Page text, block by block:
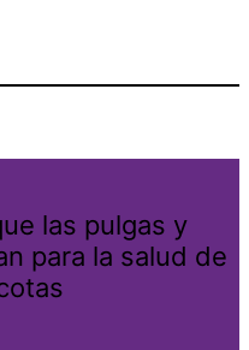
las pulgas y
para la salud de